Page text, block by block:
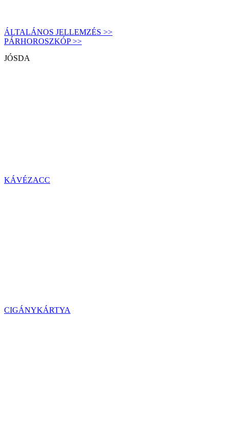
ÁLTALÁNOS JELLEMZÉS >>
PÁRHOROSZKÓP >>
JÓSDA
KÁVÉZACC
CIGÁNYKÁRTYA